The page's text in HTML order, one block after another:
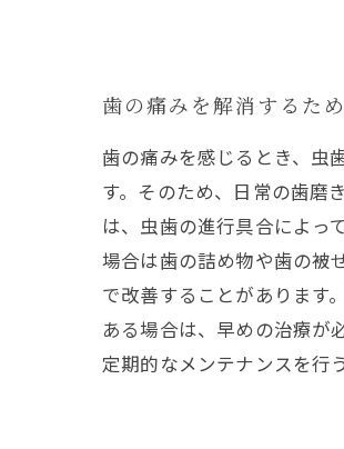
歯の痛みを解消するた
歯の痛みを感じるとき、虫
す。そのため、日常の歯磨
は、虫歯の進行具合によっ
場合は歯の詰め物や歯の被
で改善することがあります
ある場合は、早めの治療が
定期的なメンテナンスを行